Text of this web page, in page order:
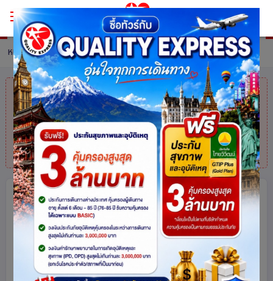
หน้าหลัก ทัวร์ South Korea รายละเอียดทัวร์
คุณมาช้าไปแล้ว สินค้าหมดแล้วค่ะแต่ไม่
ต้องห่วง! สอบถามสินค้าคล้ายกันได้ที่
โทร.025113000
เกาหลี (KOREA) ตามโอปป้าไปซารางเฮ
ไม่ถูกเทแต่ถูกใจ 5 วัน 3 คืน โดยสายการ
บินแอร์เอเชียเอ๊กซ์ (XJ)
เกาหลีใต้ 87 share